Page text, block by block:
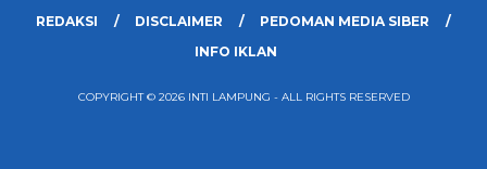
REDAKSI DISCLAIMER
PEDOMAN MEDIA SIBER
INFO IKLAN
COPYRIGHT © 2026 INTI LAMPUNG - ALL RIGHTS RESERVED